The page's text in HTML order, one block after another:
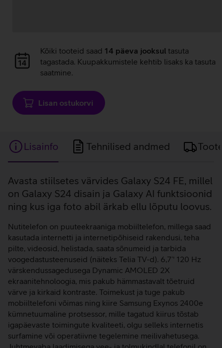
Andmete
laadimine
Kõiki tooteid saad 14 päeva jooksul tasuta
tagastada. Kuupakkumistele kehtib lisaks ka tasuta
saatmine.
Lisan ostukorvi
Lisainfo Tehnilised andmed
Lisainfo
Avasta stiilsetes värvides Galaxy S24 FE, millel
on Galaxy S24 disain ja Galaxy AI funktsioonid
ning kus iga foto abil ärkab ellu lõputu loovus.
Nutitelefon on puuteekraaniga mobiiltelefon, millega saad
kasutada internetti ja internetipõhiseid rakendusi, teha
pilte, videosid, helistada, saata sõnumeid ja tarbida
voogedastusteenuseid (näiteks Telia TV-d). 6,7’' 120 Hz
värskendussagedusega Dynamic AMOLED 2X
ekraanitehnoloogia, mis pakub hämmastavalt tõetruid
värve ja kirkaid kontraste. Toimekust ja tuge pakub
mobiiltelefoni võimas ning kiire Samsung Exynos 2400e
kümnetuumaline protsessor, mille tagatud kiirus tõstab
igapäevaste toimingute kvaliteeti, olgu selleks internetis
surfamine või operatiivne tegelemine meilivahetusega.